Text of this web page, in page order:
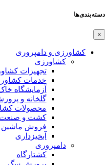
دسته‌بندی‌ها
×
کشاورزی و دامپروری
کشاورزی
تجهیزات
خدمات
آزمایشگاه
گلخانه و
محصولات
کشت و صنعت
فروش ماشین
آبخیزداری
دامپروری
کشتارگاه